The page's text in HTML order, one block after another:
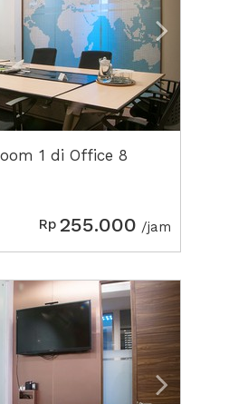
1 di Office 8
Rp 255.000 /jam
Next2